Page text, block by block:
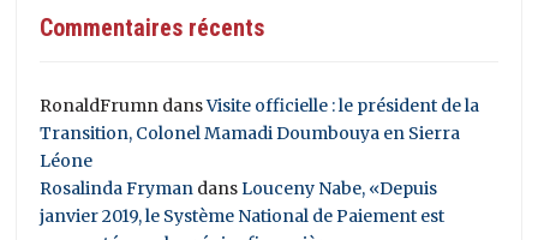
Commentaires récents
RonaldFrumn dansVisite officielle : le président de la
Transition, Colonel Mamadi Doumbouya en Sierra
Léone
Rosalinda Fryman dansLouceny Nabe, «Depuis
janvier 2019, le Système National de Paiement est